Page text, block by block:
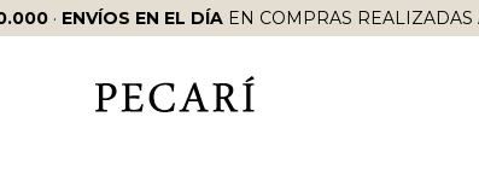
· ENVÍOS EN EL DÍAEN COMPRAS REALIZADAS